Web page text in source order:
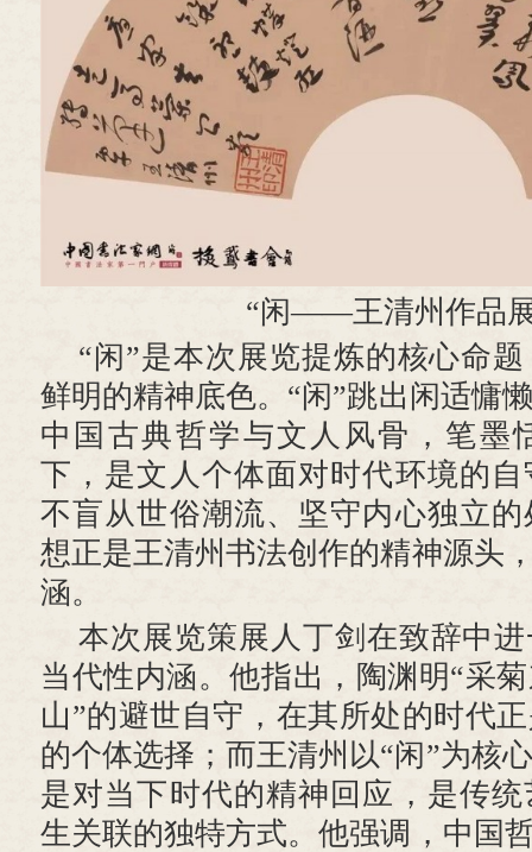
“闲——王清州作品
“闲”是本次展览提炼的核心命
鲜明的精神底色。“闲”跳出闲适慵
中国古典哲学与文人风骨，笔墨
下，是文人个体面对时代环境的
不盲从世俗潮流、坚守内心独立
想正是王清州书法创作的精神源头
涵。
本次展览策展人丁剑在致辞中
当代性内涵。他指出，陶渊明“采
山”的避世自守，在其所处的时代
的个体选择；而王清州以“闲”为核
是对当下时代的精神回应，是传
生关联的独特方式。他强调，中国